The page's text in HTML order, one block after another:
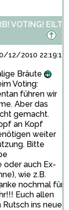
VOTING! EILT!
12/2010 22:19:10
Bräute
Voting:
führen wir
Aber das
gemacht.
an Kopf
weiter
Bitte
oder auch Ex-
wie z.B.
nochmal für
Euch allen
ins neue